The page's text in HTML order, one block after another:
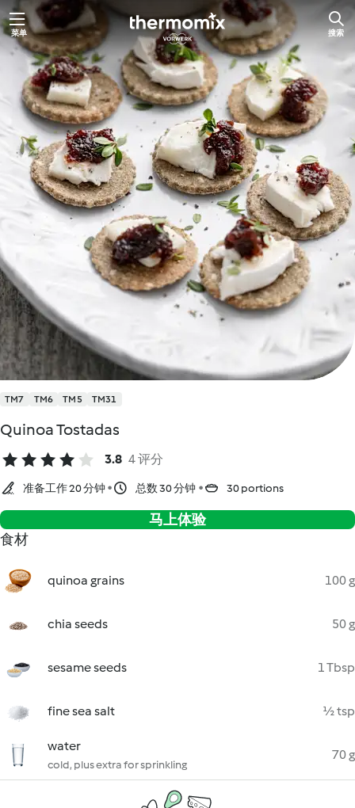
跳
至
内
菜单 搜索
TM7 TM6 TM5 TM31
Quinoa Tostadas
3.8 4 评分
准备工作 20 分钟 总数 30 分钟 30 portions
马上体验
食材
quinoa grains 100 g
chia seeds 50 g
sesame seeds 1 Tbsp
fine sea salt ½ tsp
water
cold, plus extra for sprinkling
70 g